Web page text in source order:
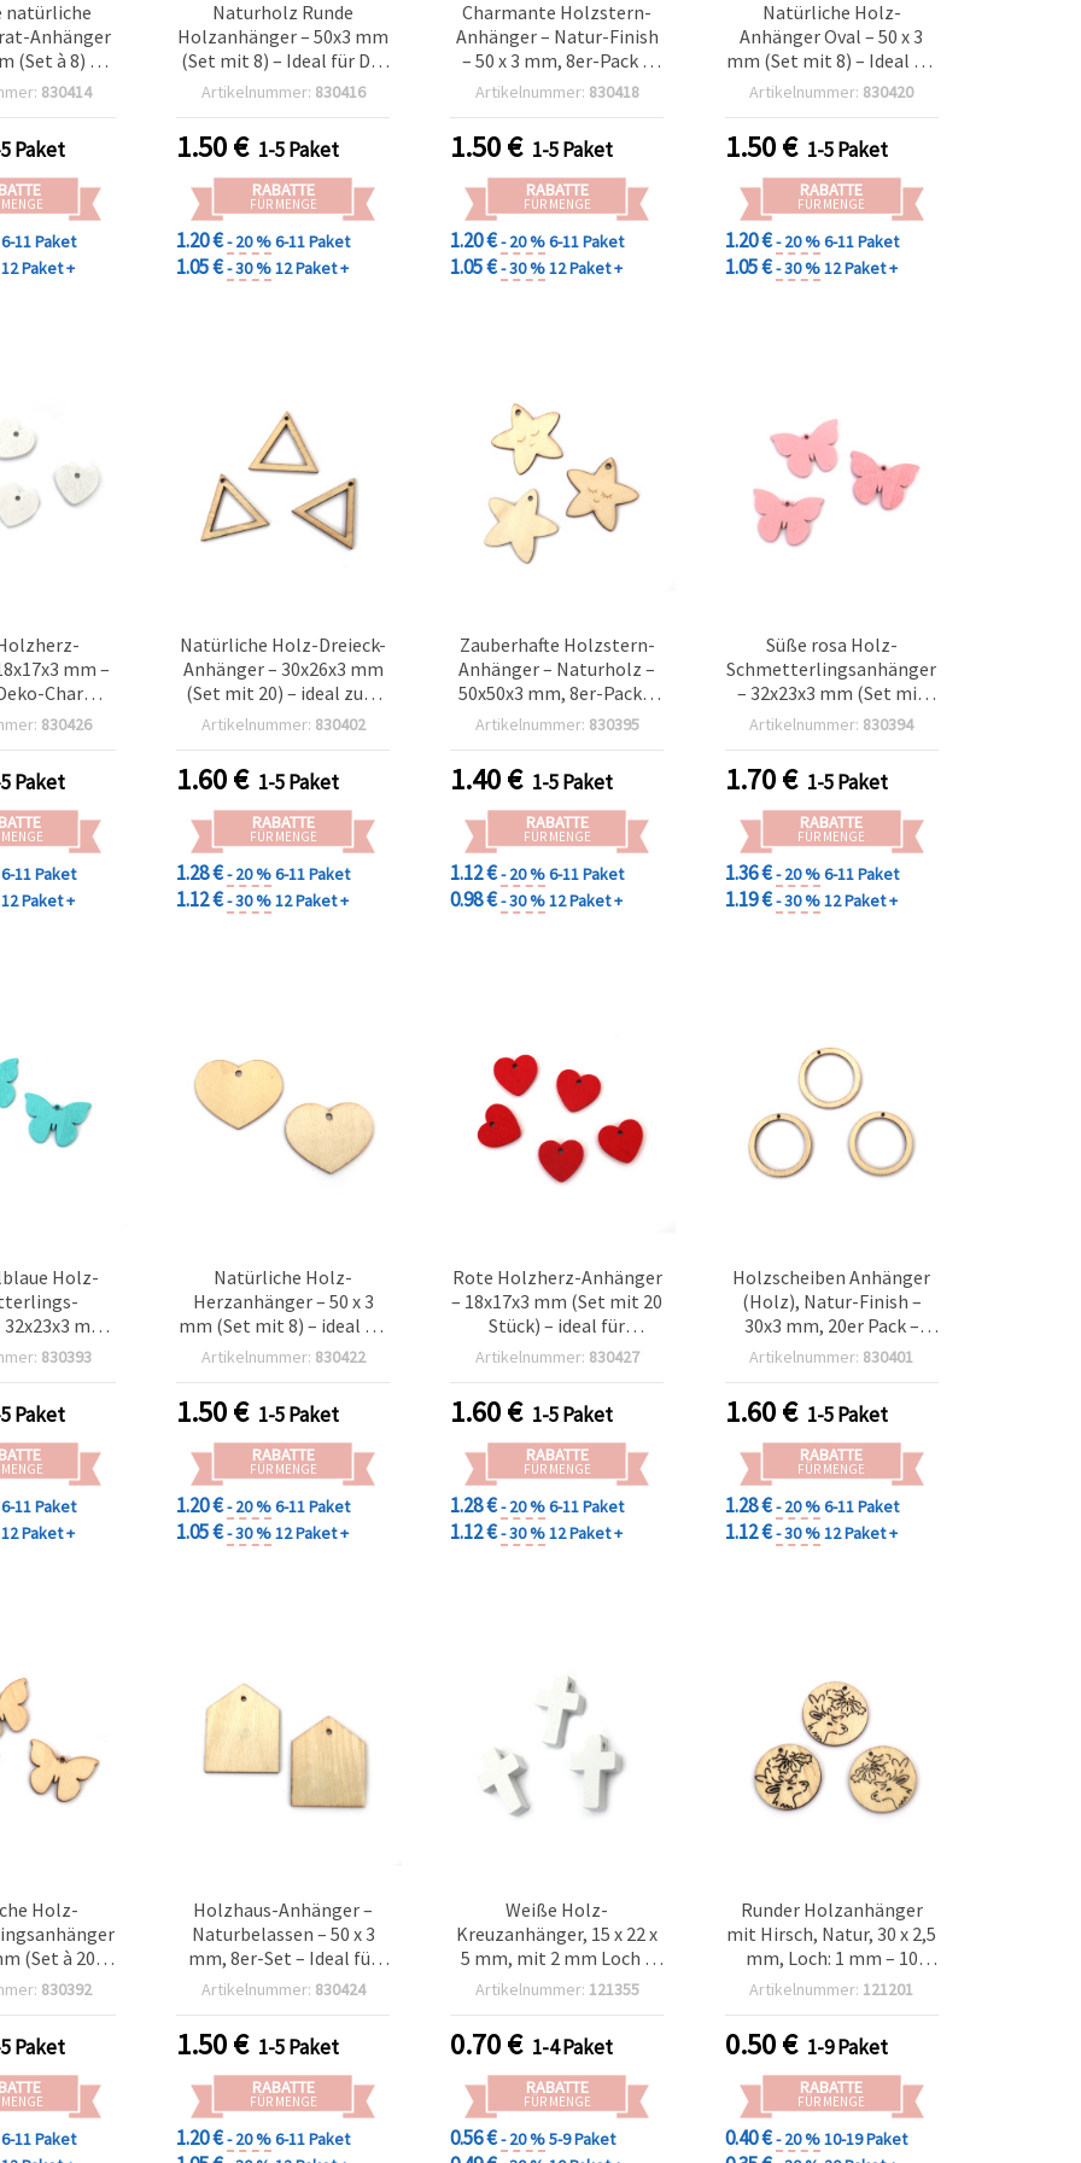
natürliche
Anhänger
(Set à 8) –
für DIY
Deko-
830414
Paket
6-11 Paket
12 Paket +
Naturholz Runde
Holzanhänger – 50x3 mm
(Set mit 8) – Ideal für DIY
Schmuck, Basteln &
Artikelnummer: 830416
1.50€ 1-5 Paket
RABATTE
FÜR MENGE
1.20 €- 20 %6-11 Paket
1.05 €- 30 %12 Paket +
Charmante Holzstern-
Anhänger – Natur-Finish
– 50 x 3 mm, 8er-Pack –
ideal für DIY Basteln,
kreative Projekte
Artikelnummer: 830418
1.50€ 1-5 Paket
RABATTE
FÜR MENGE
1.20 €- 20 %6-11 Paket
1.05 €- 30 %12 Paket +
Natürliche Holz-
Anhänger Oval – 50 x 3
mm (Set mit 8) – Ideal für
Schmuckbasteln, DIY-
Projekte
Artikelnummer: 830420
1.50€ 1-5 Paket
RABATTE
FÜR MENGE
1.20 €- 20 %6-11 Paket
1.05 €- 30 %12 Paket +
mm –
Charms
830426
Paket
6-11 Paket
12 Paket +
Natürliche Holz-Dreieck-
Anhänger – 30x26x3 mm
(Set mit 20) – ideal zum
Basteln, für
geometrische Deko
Artikelnummer: 830402
1.60€ 1-5 Paket
RABATTE
FÜR MENGE
1.28 €- 20 %6-11 Paket
1.12 €- 30 %12 Paket +
Zauberhafte Holzstern-
Anhänger – Naturholz –
50x50x3 mm, 8er-Pack –
ideal für Basteln, DIY-
Geschenkverzierung
Artikelnummer: 830395
1.40€ 1-5 Paket
RABATTE
FÜR MENGE
1.12 €- 20 %6-11 Paket
0.98 €- 30 %12 Paket +
Süße rosa Holz-
Schmetterlingsanhänger
– 32x23x3 mm (Set mit
20) – ideal für Basteln,
Frühlingsdeko
Artikelnummer: 830394
1.70€ 1-5 Paket
RABATTE
FÜR MENGE
1.36 €- 20 %6-11 Paket
1.19 €- 30 %12 Paket +
Holz-
mm,
– ideal für
& DIY
830393
Paket
6-11 Paket
12 Paket +
Natürliche Holz-
Herzanhänger – 50 x 3
mm (Set mit 8) – ideal für
romantische
Geschenkdeko & DIY-
Handarbeiten
Artikelnummer: 830422
1.50€ 1-5 Paket
RABATTE
FÜR MENGE
1.20 €- 20 %6-11 Paket
1.05 €- 30 %12 Paket +
Rote Holzherz-Anhänger
– 18x17x3 mm (Set mit 20
Stück) – ideal für
romantische
Geschenkverpackung &
DIY-Deko
Artikelnummer: 830427
1.60€ 1-5 Paket
RABATTE
FÜR MENGE
1.28 €- 20 %6-11 Paket
1.12 €- 30 %12 Paket +
Holzscheiben Anhänger
(Holz), Natur-Finish –
30x3 mm, 20er Pack –
ideal für Schmuck
DIY Deko & kreative
Projekte
Artikelnummer: 830401
1.60€ 1-5 Paket
RABATTE
FÜR MENGE
1.28 €- 20 %6-11 Paket
1.12 €- 30 %12 Paket +
Holz-
(Set à 20) –
Basteln, für
830392
Paket
6-11 Paket
Holzhaus-Anhänger –
Naturbelassen – 50 x 3
mm, 8er-Set – Ideal für
DIY Basteln, Home-Deko,
Dekorationen
Artikelnummer: 830424
1.50€ 1-5 Paket
RABATTE
FÜR MENGE
1.20 €- 20 %6-11 Paket
Weiße Holz-
Kreuzanhänger, 15 x 22 x
5 mm, mit 2 mm Loch –
10er-Set für
kreative DIY-
Bastelprojekte
Artikelnummer: 121355
0.70€ 1-4 Paket
RABATTE
FÜR MENGE
0.56 €- 20 %5-9 Paket
Runder Holzanhänger
mit Hirsch, Natur, 30 x 2,5
mm, Loch: 1 mm – 10
Stück
Artikelnummer: 121201
0.50€ 1-9 Paket
RABATTE
FÜR MENGE
0.40 €- 20 %10-19 Paket